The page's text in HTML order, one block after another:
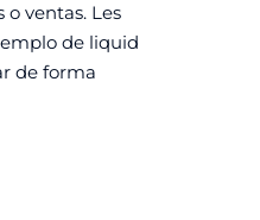
o ventas. Les
de liquid
de forma